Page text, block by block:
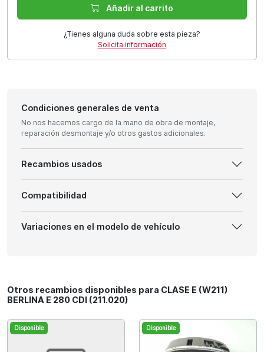
Añadir al carrito
¿Tienes alguna duda sobre esta pieza?
Solicita información
Condiciones generales de venta
No nos hacemos cargo de la mano de obra de montaje,
reparación desmontaje y/o otros gastos adicionales.
Recambios usados
Compatibilidad
Variaciones en el modelo de vehículo
Otros recambios disponibles para CLASE E (W211)
BERLINA E 280 CDI (211.020)
Disponible Disponible